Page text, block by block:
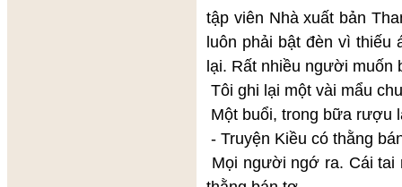
tập viên Nhà xuất bản
luôn phải bật đèn vì
lại. Rất nhiều người muốn
Tôi ghi lại một vài mẩu
Một buổi, trong bữa rượu
- Truyện Kiều có thằng
Mọi người ngớ ra. Cái